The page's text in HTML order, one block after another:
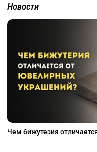
Новости
Чем бижутерия